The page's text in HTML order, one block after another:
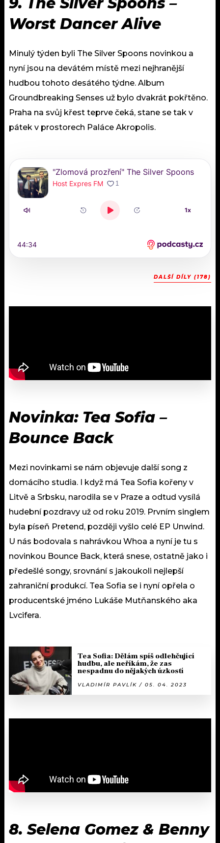
Worst Dancer Alive
Minulý týden byli The Silver Spoons novinkou a
nyní jsou na devátém místě mezi nejhranější
hudbou tohoto desátého týdne. Album
Groundbreaking Senses už bylo dvakrát pokřtěno.
Praha na svůj křest teprve čeká, stane se tak v
pátek v prostorech Paláce Akropolis.
DALŠÍ DÍLY (178)
Novinka: Tea Sofia –
Bounce Back
Mezi novinkami se nám objevuje další song z
domácího studia. I když má Tea Sofia kořeny v
Litvě a Srbsku, narodila se v Praze a odtud vysílá
hudební pozdravy už od roku 2019. Prvním singlem
byla píseň Pretend, později vyšlo celé EP Unwind.
U nás bodovala s nahrávkou Whoa a nyní je tu s
novinkou Bounce Back, která snese, ostatně jako i
předešlé songy, srovnání s jakoukoli nejlepší
zahraniční produkcí. Tea Sofia se i nyní opřela o
producentské jméno Lukáše Mutňanského aka
Lvcifera.
Tea Sofia: Dělám spíš odlehčující
hudbu, ale neříkám, že zas
nespadnu do nějakých úzkostí
VLADIMÍR PAVLÍK / 05. 04. 2023
8. Selena Gomez & Benny